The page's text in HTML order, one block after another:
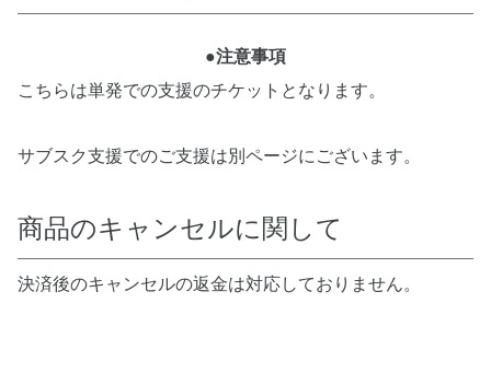
●注意事項
こちらは単発での支援のチケットとなります。
サブスク支援でのご支援は別ページにございます。
商品のキャンセルに関して
決済後のキャンセルの返金は対応しておりません。